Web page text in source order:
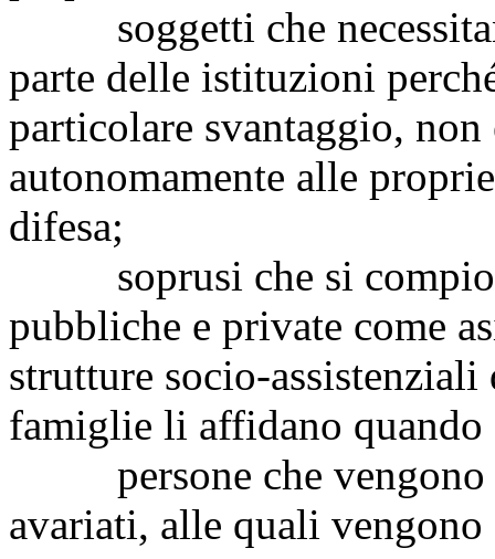
soggetti che
parte delle istituzioni
particolare svantaggio,
autonomamente alle
difesa;
soprusi che si
pubbliche e private come
strutture socio-
famiglie li affidano quando
persone che vengono
avariati, alle quali